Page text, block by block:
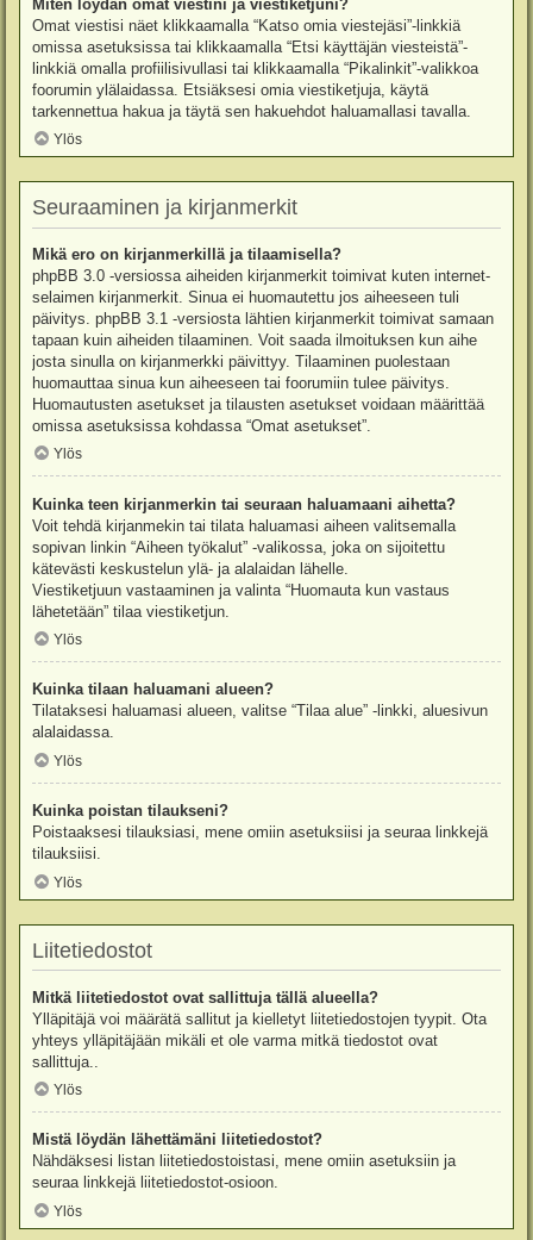
Miten löydän omat viestini ja viestiketjuni?
Omat viestisi näet klikkaamalla “Katso omia viestejäsi”-linkkiä
omissa asetuksissa tai klikkaamalla “Etsi käyttäjän viesteistä”-
linkkiä omalla profiilisivullasi tai klikkaamalla “Pikalinkit”-valikkoa
foorumin ylälaidassa. Etsiäksesi omia viestiketjuja, käytä
tarkennettua hakua ja täytä sen hakuehdot haluamallasi tavalla.
Ylös
Seuraaminen ja kirjanmerkit
Mikä ero on kirjanmerkillä ja tilaamisella?
phpBB 3.0 -versiossa aiheiden kirjanmerkit toimivat kuten internet-
selaimen kirjanmerkit. Sinua ei huomautettu jos aiheeseen tuli
päivitys. phpBB 3.1 -versiosta lähtien kirjanmerkit toimivat samaan
tapaan kuin aiheiden tilaaminen. Voit saada ilmoituksen kun aihe
josta sinulla on kirjanmerkki päivittyy. Tilaaminen puolestaan
huomauttaa sinua kun aiheeseen tai foorumiin tulee päivitys.
Huomautusten asetukset ja tilausten asetukset voidaan määrittää
omissa asetuksissa kohdassa “Omat asetukset”.
Ylös
Kuinka teen kirjanmerkin tai seuraan haluamaani aihetta?
Voit tehdä kirjanmekin tai tilata haluamasi aiheen valitsemalla
sopivan linkin “Aiheen työkalut” -valikossa, joka on sijoitettu
kätevästi keskustelun ylä- ja alalaidan lähelle.
Viestiketjuun vastaaminen ja valinta “Huomauta kun vastaus
lähetetään” tilaa viestiketjun.
Ylös
Kuinka tilaan haluamani alueen?
Tilataksesi haluamasi alueen, valitse “Tilaa alue” -linkki, aluesivun
alalaidassa.
Ylös
Kuinka poistan tilaukseni?
Poistaaksesi tilauksiasi, mene omiin asetuksiisi ja seuraa linkkejä
tilauksiisi.
Ylös
Liitetiedostot
Mitkä liitetiedostot ovat sallittuja tällä alueella?
Ylläpitäjä voi määrätä sallitut ja kielletyt liitetiedostojen tyypit. Ota
yhteys ylläpitäjään mikäli et ole varma mitkä tiedostot ovat
sallittuja..
Ylös
Mistä löydän lähettämäni liitetiedostot?
Nähdäksesi listan liitetiedostoistasi, mene omiin asetuksiin ja
seuraa linkkejä liitetiedostot-osioon.
Ylös